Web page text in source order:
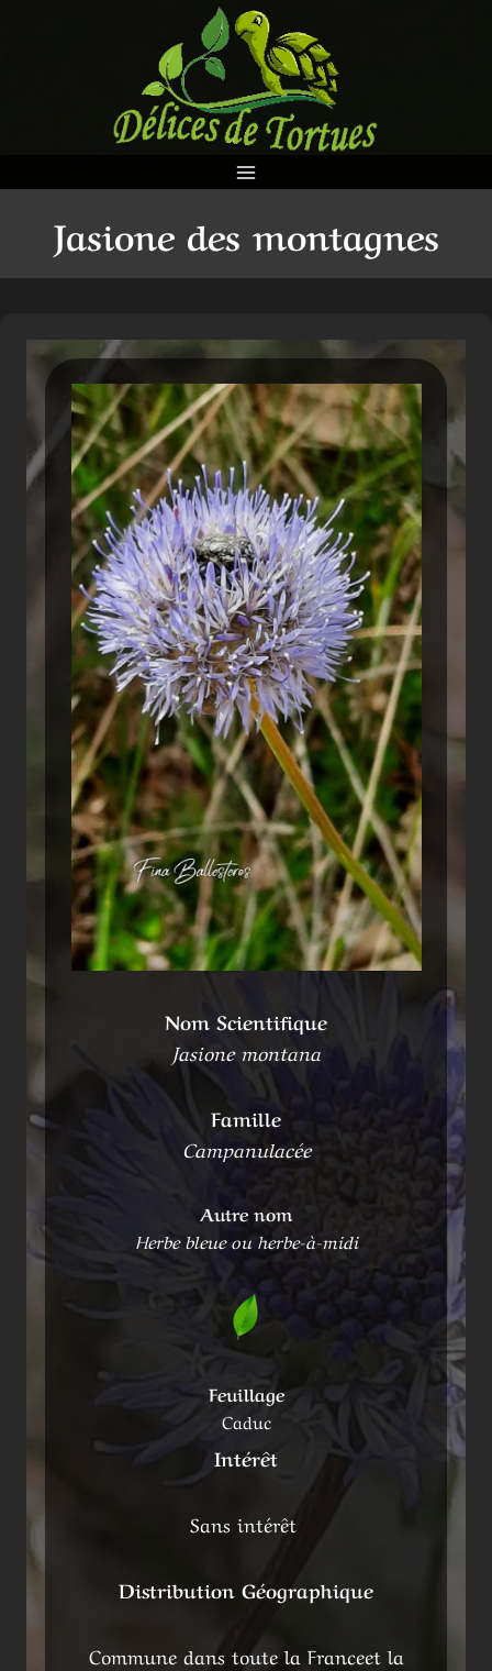
Jasione des montagnes
Nom Scientifique
Jasione montana
Famille
Campanulacée
Autre nom
Herbe bleue ou herbe-à-midi
Feuillage
Caduc
Intérêt
Sans intérêt
Distribution Géographique
Commune dans toute la Franceet la